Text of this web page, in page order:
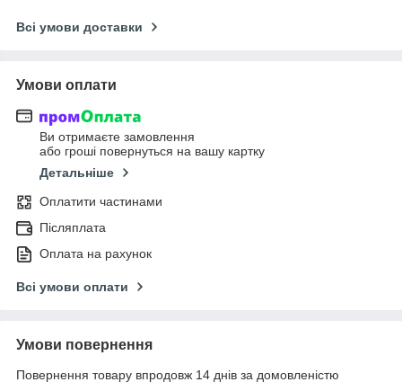
Всі умови доставки
Умови оплати
Ви отримаєте замовлення
або гроші повернуться на вашу картку
Детальніше
Оплатити частинами
Післяплата
Оплата на рахунок
Всі умови оплати
Умови повернення
Повернення товару впродовж 14 днів за домовленістю